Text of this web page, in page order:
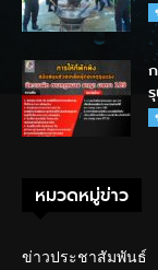
หมวดหมู่ข่าว
ข่าวประชาสัมพันธ์